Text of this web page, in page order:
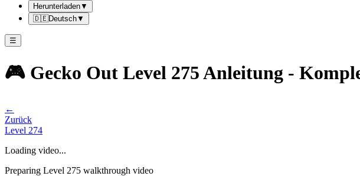
Herunterladen▼
🇩🇪Deutsch▼
☰
🎮 Gecko Out Level 275 Anleitung -
←
Zurück
Level 274
Loading video...
Preparing Level 275 walkthrough video